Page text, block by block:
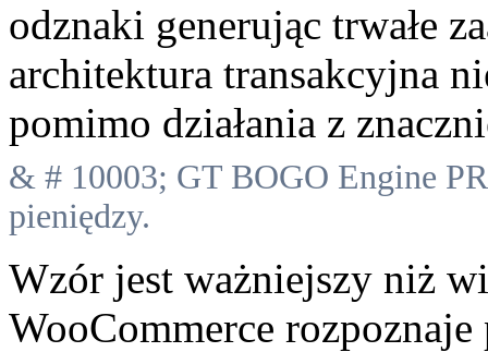
odznaki generując trwałe
architektura transakcyjna
pomimo działania z
& # 10003; GT BOGO Engine
pieniędzy.
Wzór jest ważniejszy niż
WooCommerce